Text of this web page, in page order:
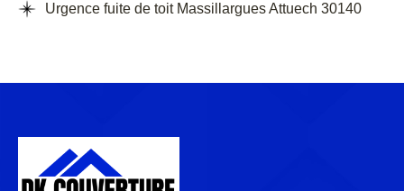
Urgence fuite de toit Massillargues Attuech 30140